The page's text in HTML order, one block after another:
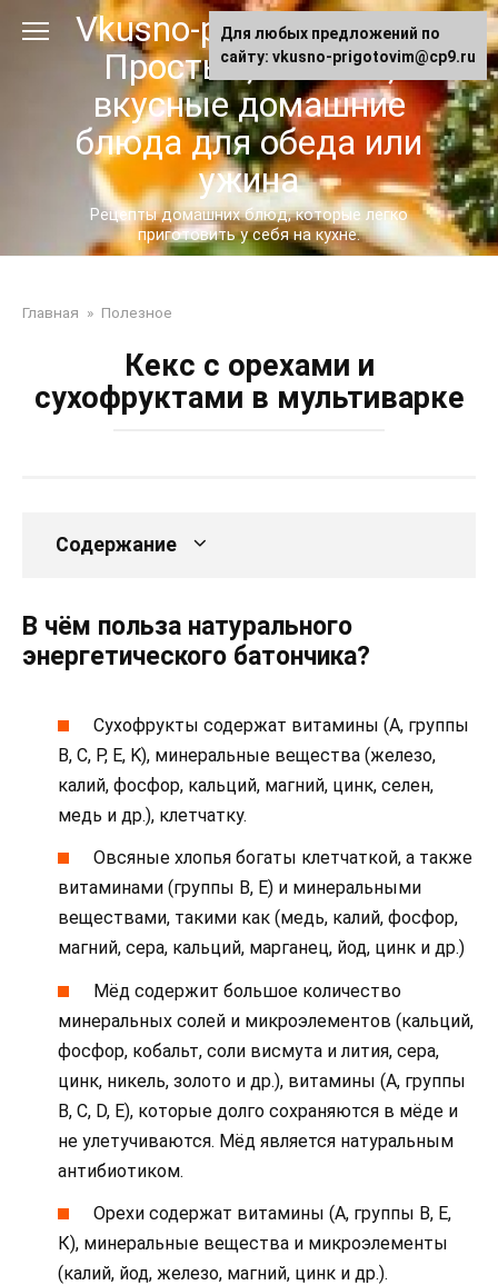
Vkusno-prigotovim.ru -
Простые, сытные,
вкусные домашние
блюда для обеда или
ужина
Рецепты домашних блюд, которые легко
приготовить у себя на кухне.
Главная » Полезное
Кекс с орехами и
сухофруктами в мультиварке
Содержание
В чём польза натурального
энергетического батончика?
Сухофрукты содержат витамины (А, группы
В, С, Р, E, K), минеральные вещества (железо,
калий, фосфор, кальций, магний, цинк, селен,
медь и др.), клетчатку.
Овсяные хлопья богаты клетчаткой, а также
витаминами (группы В, Е) и минеральными
веществами, такими как (медь, калий, фосфор,
магний, сера, кальций, марганец, йод, цинк и др.)
Мёд содержит большое количество
минеральных солей и микроэлементов (кальций,
фосфор, кобальт, соли висмута и лития, сера,
цинк, никель, золото и др.), витамины (A, группы
B, C, D, E), которые долго сохраняются в мёде и
не улетучиваются. Мёд является натуральным
антибиотиком.
Орехи содержат витамины (А, группы В, Е,
К), минеральные вещества и микроэлементы
(калий, йод, железо, магний, цинк и др.).
Для любых предложений по
сайту: vkusno-prigotovim@cp9.ru